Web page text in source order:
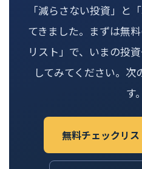
「減らさない投資」と
てきました。まずは無
リスト」で、いまの投
してみてください。
す。
無料チェックリ